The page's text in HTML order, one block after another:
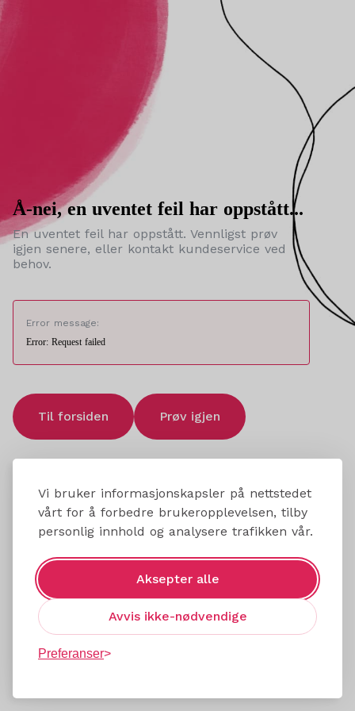
Vi bruker informasjonskapsler på nettstedet
vårt for å forbedre brukeropplevelsen, tilby
personlig innhold og analysere trafikken vår.
Aksepter alle
Avvis ikke-nødvendige
Preferanser
Å-nei, en uventet feil har oppstått...
En uventet feil har oppstått. Vennligst prøv
igjen senere, eller kontakt kundeservice ved
behov.
Error message:
Error: Request failed
Til forsiden Prøv igjen